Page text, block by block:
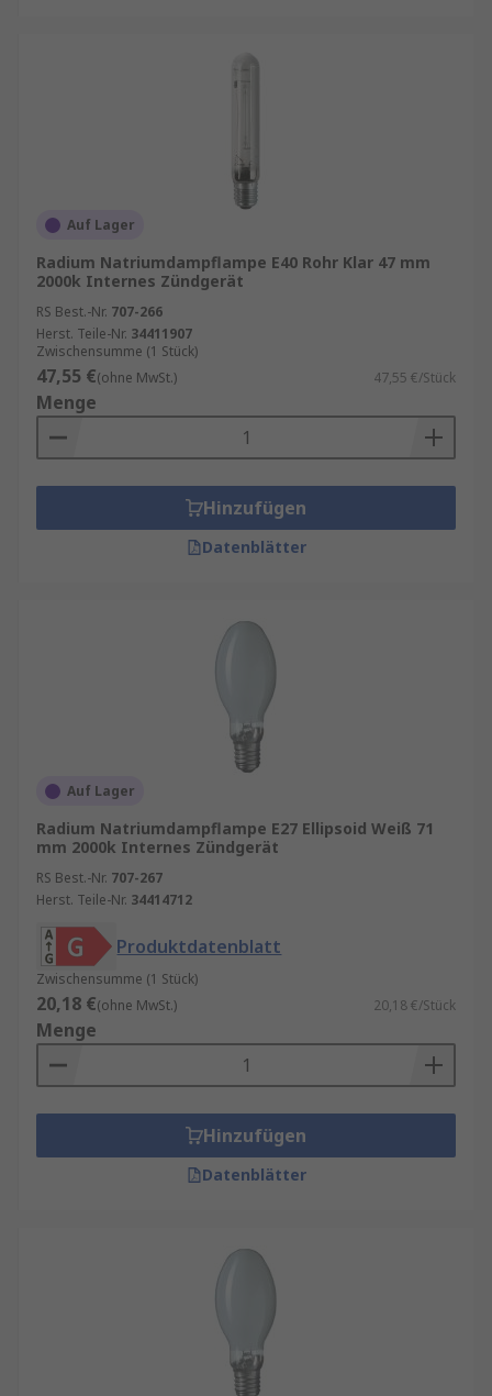
Auf Lager
Radium Natriumdampflampe E40 Rohr Klar 47 mm
2000k Internes Zündgerät
RS Best.-Nr. 707-266
Herst. Teile-Nr. 34411907
Zwischensumme (1 Stück)
47,55 €(ohne MwSt.) 47,55 €/Stück
Menge
Hinzufügen
Datenblätter
Auf Lager
Radium Natriumdampflampe E27 Ellipsoid Weiß 71
mm 2000k Internes Zündgerät
RS Best.-Nr. 707-267
Herst. Teile-Nr. 34414712
Produktdatenblatt
Zwischensumme (1 Stück)
20,18 €(ohne MwSt.) 20,18 €/Stück
Menge
Hinzufügen
Datenblätter